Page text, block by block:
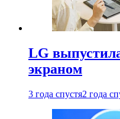
LG
экраном
3 года спустя2 года